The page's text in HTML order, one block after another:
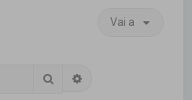
Vai a
Cerca